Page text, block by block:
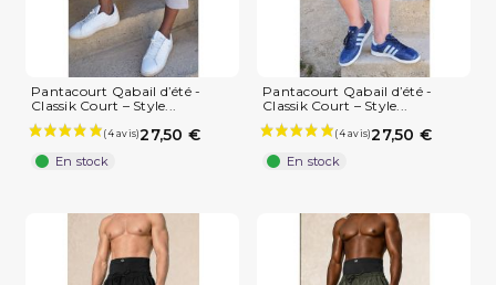
Pantacourt Qabail d’été -
Classik Court – Style...
27,50 €
En stock
Pantacourt Qabail d’été -
Classik Court – Style...
27,50 €
En stock